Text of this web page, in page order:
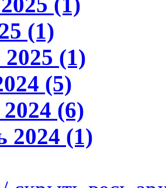
(1)
(1)
(5)
(6)
2024 (1)